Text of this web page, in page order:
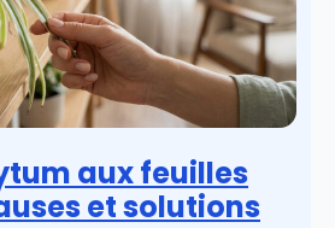
aux feuilles
et solutions